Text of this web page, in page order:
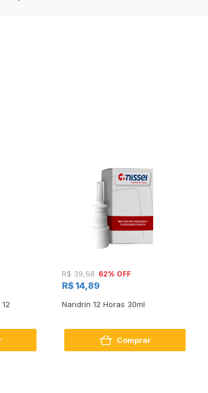
R$ 39,68 62% OFF
R$ 14,89
Naridrin 12 Horas 30ml
Comprar